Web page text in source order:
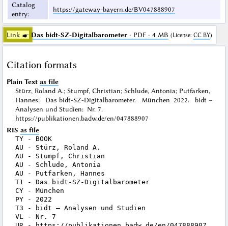
Catalog
entry:
https://gateway-bayern.de/BV047888907
Link ☛ Das bidt-SZ-Digitalbarometer· PDF · 4 MB (License: CC BY)
Citation formats
Plain Text as file
Stürz, Roland A.; Stumpf, Christian; Schlude, Antonia; Putfarken,
Hannes: Das bidt-SZ-Digitalbarometer. München 2022. bidt –
Analysen und Studien: Nr. 7.
https://publikationen.badw.de/en/047888907
RIS as file
TY - BOOK
AU - Stürz, Roland A.
AU - Stumpf, Christian
AU - Schlude, Antonia
AU - Putfarken, Hannes
T1 - Das bidt-SZ-Digitalbarometer
CY - München
PY - 2022
T3 - bidt – Analysen und Studien
VL - Nr. 7